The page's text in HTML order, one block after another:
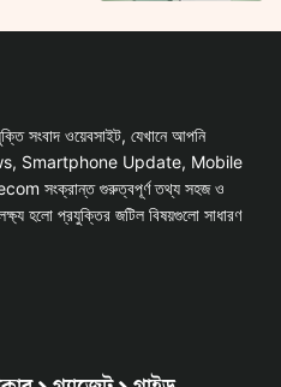
সংবাদ ওয়েবসাইট, যেখানে আপনি
Smartphone Update, Mobile
সংক্রান্ত গুরুত্বপূর্ণ তথ্য সহজ ও
হলো প্রযুক্তির জটিল বিষয়গুলো সাধারণ